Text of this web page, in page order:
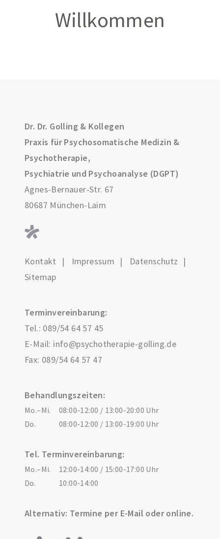
Willkommen
Dr. Dr. Golling & Kollegen
Praxis für Psychosomatische Medizin &
Psychotherapie,
Psychiatrie und Psychoanalyse (DGPT)
Agnes-Bernauer-Str. 67
80687 München-Laim
Kontakt Impressum
Datenschutz
Sitemap
Terminvereinbarung:
Tel.: 089/54 64 57 45
E-Mail: info@psychotherapie-golling.de
Fax: 089/54 64 57 47
Behandlungszeiten:
Mo.–Mi.
08:00-12:00 / 13:00-20:00 Uhr
Do.
08:00-12:00 / 13:00-19:00 Uhr
Tel. Terminvereinbarung:
Mo.–Mi.
12:00-14:00 / 15:00-17:00 Uhr
Do.
10:00-14:00
Alternativ: Termine per E-Mail oder online.